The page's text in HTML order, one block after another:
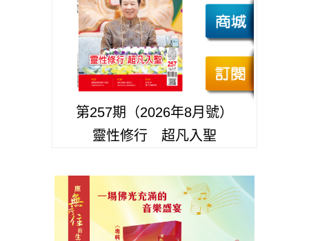
第257期（2026年8月號）
靈性修行 超凡入聖